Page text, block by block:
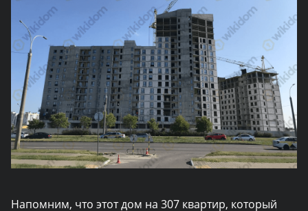
Напомним, что этот дом на 307 квартир, который